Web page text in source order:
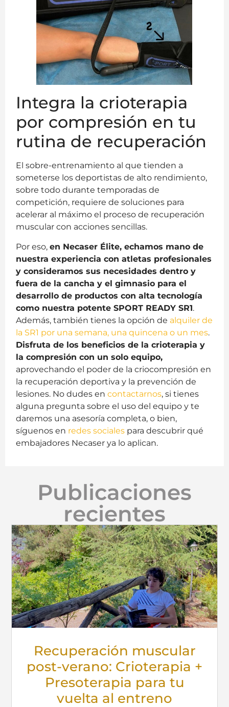
Integra la crioterapia
por compresión en tu
rutina de recuperación
El sobre-entrenamiento al que tienden a
someterse los deportistas de alto rendimiento,
sobre todo durante temporadas de
competición, requiere de soluciones para
acelerar al máximo el proceso de recuperación
muscular con acciones sencillas.
Por eso,en Necaser Élite, echamos mano de
nuestra experiencia con atletas profesionales
y consideramos sus necesidades dentro y
fuera de la cancha y el gimnasio para el
desarrollo de productos con alta tecnología
como nuestra potente SPORT READY SR1.
Además, también tienes la opción de alquiler de
la SR1 por una semana, una quincena o un mes.
Disfruta de los beneficios de la crioterapia y
la compresión con un solo equipo,
aprovechando el poder de la criocompresión en
la recuperación deportiva y la prevención de
lesiones. No dudes encontactarnos, si tienes
alguna pregunta sobre el uso del equipo y te
daremos una asesoría completa, o bien,
síguenos en redes sociales para descubrir qué
embajadores Necaser ya lo aplican.
Publicaciones
recientes
Recuperación muscular
post-verano: Crioterapia +
Presoterapia para tu
vuelta al entreno